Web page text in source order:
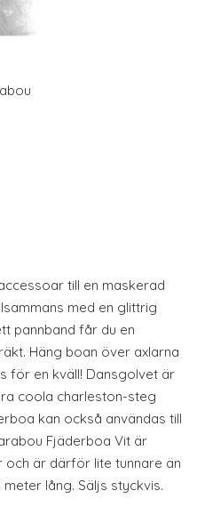
till en maskerad
med en glittrig
pannband får du en
Häng boan över axlarna
för en kväll! Dansgolvet är
coola charleston-steg
kan också användas till
Fjäderboa Vit är
är därför lite tunnare än
lång. Säljs styckvis.